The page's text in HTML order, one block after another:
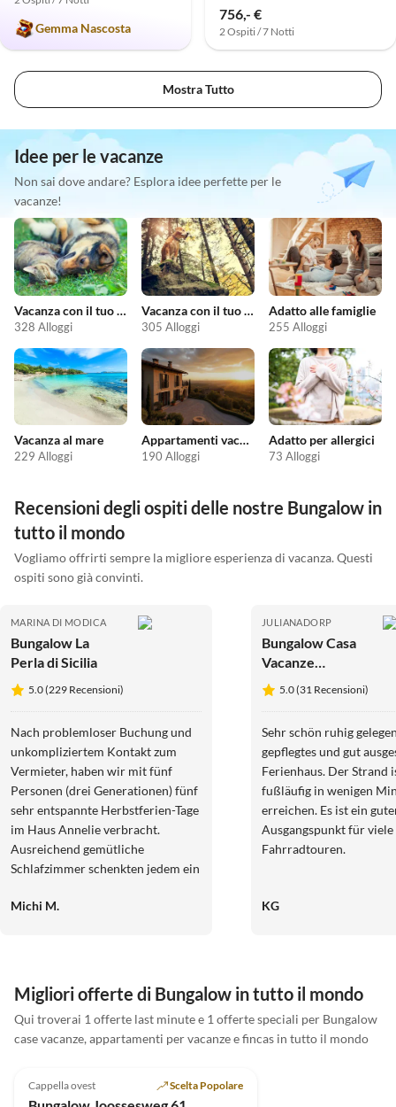
Gemma Nascosta
756,- €
2 Ospiti / 7 Notti
Mostra Tutto
Idee per le vacanze
Non sai dove andare? Esplora idee perfette per le
vacanze!
Vacanza con il tuo animale domestico
328 Alloggi
Vacanza con il tuo cane
305 Alloggi
Adatto alle famiglie
255 Alloggi
Vacanza al mare
229 Alloggi
Appartamenti vacanze economici
190 Alloggi
Adatto per allergici
73 Alloggi
Recensioni degli ospiti delle nostre Bungalow in
tutto il mondo
Vogliamo offrirti sempre la migliore esperienza di vacanza. Questi
ospiti sono già convinti.
MARINA DI MODICA
Bungalow La
Perla di Sicilia
5.0 (229 Recensioni)
Nach problemloser Buchung und
unkompliziertem Kontakt zum
Vermieter, haben wir mit fünf
Personen (drei Generationen) fünf
sehr entspannte Herbstferien-Tage
im Haus Annelie verbracht.
Ausreichend gemütliche
Schlafzimmer schenkten jedem ein
eingerichteten Wohn-und
vorhanden) oder genüsslich
speisend einige Stunden. Die
hervorragend ausgestattete Küche
motivierte unsere drei Teenies
Dank der Sauna wurde der
Schwimmteich trotz der
Michi M.
JULIANADORP
Bungalow Casa
Vacanze
Wewers -
Strandslag 50
Zee
5.0 (31 Recensioni)
Sehr schön ruhig
gepflegtes und gut
Ferienhaus. Der Strand
fußläufig in wenigen
erreichen. Es ist ein
Ausgangspunkt für viele
Fahrradtouren.
KG
Migliori offerte di Bungalow in tutto il mondo
Qui troverai 1 offerte last minute e 1 offerte speciali per Bungalow
case vacanze, appartamenti per vacanze e fincas in tutto il mondo
Cappella ovest Scelta Popolare